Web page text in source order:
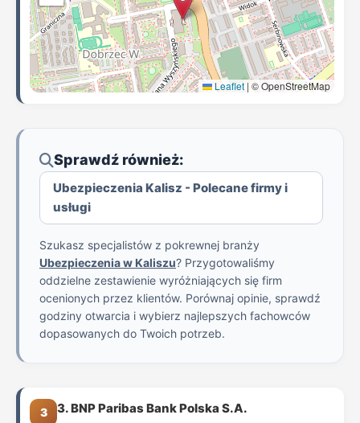
Leaflet | © OpenStreetMap
Sprawdź również:
Ubezpieczenia Kalisz - Polecane firmy i
usługi
Szukasz specjalistów z pokrewnej branży
Ubezpieczenia w Kaliszu? Przygotowaliśmy
oddzielne zestawienie wyróżniających się firm
ocenionych przez klientów. Porównaj opinie, sprawdź
godziny otwarcia i wybierz najlepszych fachowców
dopasowanych do Twoich potrzeb.
3 3. BNP Paribas Bank Polska S.A.